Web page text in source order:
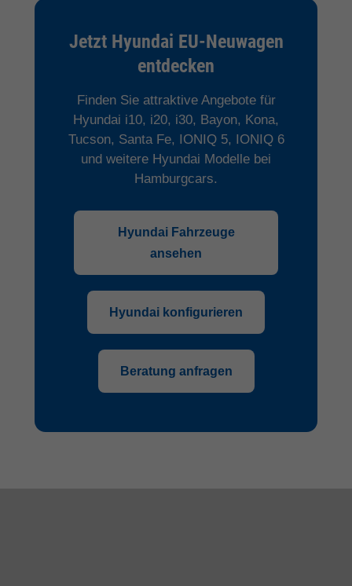
Jetzt Hyundai EU-Neuwagen
entdecken
Finden Sie attraktive Angebote für
Hyundai i10, i20, i30, Bayon, Kona,
Tucson, Santa Fe, IONIQ 5, IONIQ 6
und weitere Hyundai Modelle bei
Hamburgcars.
Hyundai Fahrzeuge
ansehen
Hyundai konfigurieren
Beratung anfragen